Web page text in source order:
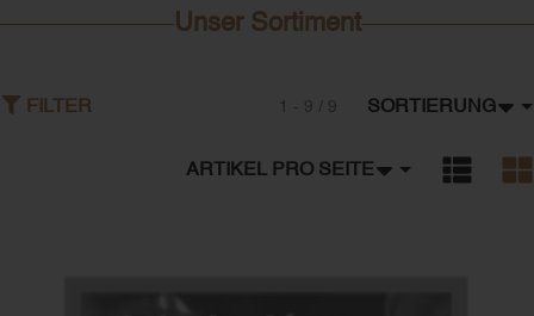
Unser Sortiment
FILTER 1 - 9 / 9 SORTIERUNG
ARTIKEL PRO SEITE